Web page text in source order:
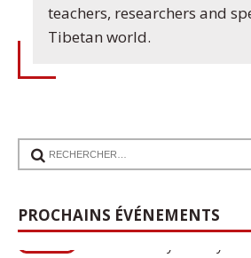
teachers, researchers and
Tibetan world.
PROCHAINS ÉVÉNEMENTS
Sep
1920s Tibet to 21st-
Tibetan Family History